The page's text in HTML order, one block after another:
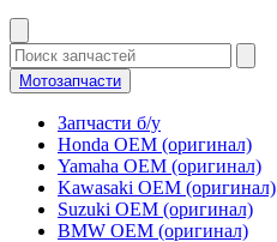
Мотозапчасти
Запчасти б/у
Honda OEM (оригинал)
Yamaha OEM (оригинал)
Kawasaki OEM (оригинал)
Suzuki OEM (оригинал)
BMW OEM (оригинал)